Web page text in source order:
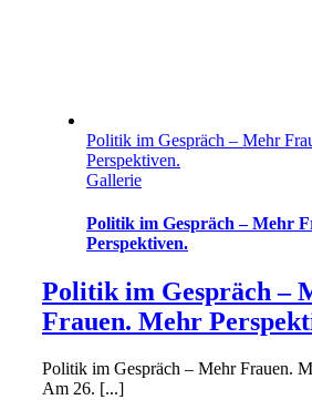
Politik im Gespräch – Mehr
Perspektiven.
Gallerie
Politik im Gespräch – Mehr
Perspektiven.
Politik im Gespräch –
Frauen. Mehr
Politik im Gespräch – Mehr Frauen.
Am 26. [...]